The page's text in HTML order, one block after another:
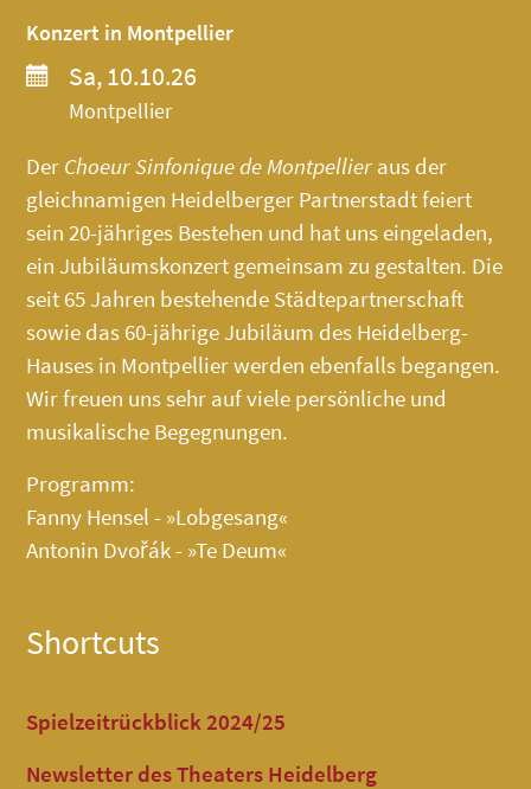
Konzert in Montpellier
Sa, 10.10.26
Montpellier
Der Choeur Sinfonique de Montpellier aus der
gleichnamigen Heidelberger Partnerstadt feiert
sein 20-jähriges Bestehen und hat uns eingeladen,
ein Jubiläumskonzert gemeinsam zu gestalten. Die
seit 65 Jahren bestehende Städtepartnerschaft
sowie das 60-jährige Jubiläum des Heidelberg-
Hauses in Montpellier werden ebenfalls begangen.
Wir freuen uns sehr auf viele persönliche und
musikalische Begegnungen.
Programm:
Fanny Hensel - »Lobgesang«
Antonin Dvořák - »Te Deum«
Shortcuts
Spielzeitrückblick 2024/25
Newsletter des Theaters Heidelberg